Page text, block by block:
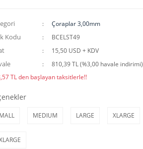
Çoraplar 3,00mm
Kodu BCELST49
15,50 USD + KDV
810,39 TL (%3,00 havale indirimi)
TL den başlayan taksitlerle!!
MEDIUM LARGE XLARGE